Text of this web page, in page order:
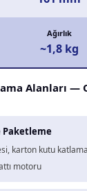
Ağırlık
~1,8 kg
Alanları —
Paketleme
karton kutu
motoru